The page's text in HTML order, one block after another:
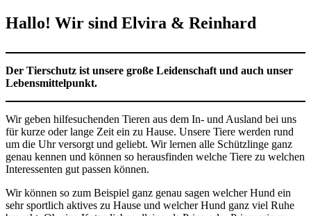
Hallo! Wir sind Elvira & Reinhard
Der Tierschutz ist unsere große Leidenschaft und auch unser
Lebensmittelpunkt.
Wir geben hilfesuchenden Tieren aus dem In- und Ausland bei uns
für kurze oder lange Zeit ein zu Hause. Unsere Tiere werden rund
um die Uhr versorgt und geliebt. Wir lernen alle Schützlinge ganz
genau kennen und können so herausfinden welche Tiere zu welchen
Interessenten gut passen können.
Wir können so zum Beispiel ganz genau sagen welcher Hund ein
sehr sportlich aktives zu Hause und welcher Hund ganz viel Ruhe